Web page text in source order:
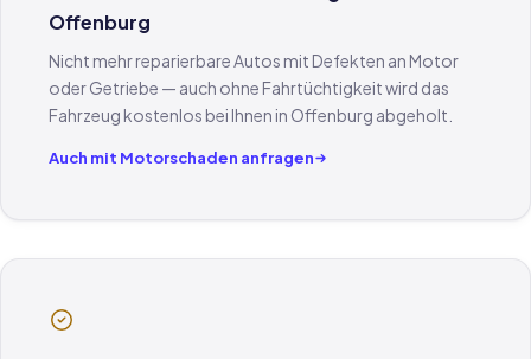
Offenburg
Nicht mehr reparierbare Autos mit Defekten an Motor
oder Getriebe — auch ohne Fahrtüchtigkeit wird das
Fahrzeug kostenlos bei Ihnen in Offenburg abgeholt.
Auch mit Motorschaden anfragen